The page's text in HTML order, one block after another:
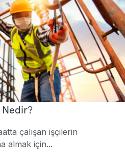
Nedir?
çalışan işçilerin
almak için...